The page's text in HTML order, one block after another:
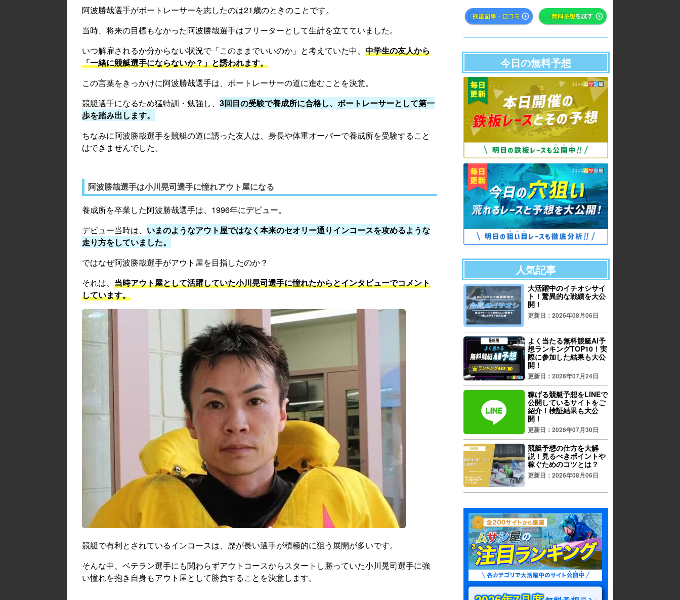
阿波勝哉選手がボートレーサーを志したのは21歳のときのことです。
当時、将来の目標もなかった阿波勝哉選手はフリーターとして生計を立てていました。
いつ解雇されるか分からない状況で「このままでいいのか」と考えていた中、 中学生の友人から
「一緒に競艇選手にならないか？」と誘われます。
この言葉をきっかけに阿波勝哉選手は、ボートレーサーの道に進むことを決意。
競艇選手になるため猛特訓・勉強し、 3回目の受験で養成所に合格し、ボートレーサーとして第一
歩を踏み出します。
ちなみに阿波勝哉選手を競艇の道に誘った友人は、身長や体重オーバーで養成所を受験すること
はできませんでした。
阿波勝哉選手は小川晃司選手に憧れアウト屋になる
養成所を卒業した阿波勝哉選手は、1996年にデビュー。
デビュー当時は、 いまのようなアウト屋ではなく本来のセオリー通りインコースを攻めるような
走り方をしていました。
ではなぜ阿波勝哉選手がアウト屋を目指したのか？
それは、 当時アウト屋として活躍していた小川晃司選手に憧れたからとインタビューでコメント
しています。
競艇で有利とされているインコースは、歴が長い選手が積極的に狙う展開が多いです。
そんな中、ベテラン選手にも関わらずアウトコースからスタートし勝っていた小川晃司選手に強
い憧れを抱き自身もアウト屋として勝負することを決意します。
今日の無料予想
人気記事
大活躍中のイチオシサイ
ト！驚異的な戦績を大公
開！
更新日：2026年08月06日
よく当たる無料競艇AI予
想ランキングTOP10！実
際に参加した結果も大公
開！
更新日：2026年07月24日
稼げる競艇予想をLINEで
公開しているサイトをご
紹介！検証結果も大公
開！
更新日：2026年07月30日
競艇予想の仕方を大解
説！見るべきポイントや
稼ぐためのコツとは？
更新日：2026年08月06日